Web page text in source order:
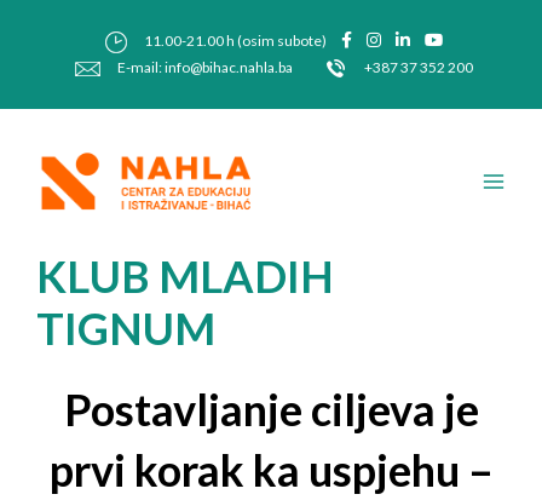
11.00-21.00 h (osim subote)
E-mail: info@bihac.nahla.ba
+387 37 352 200
Menu
KLUB MLADIH
TIGNUM
Postavljanje ciljeva je
prvi korak ka uspjehu –